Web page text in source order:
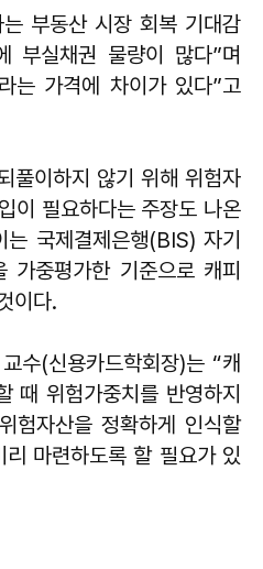
부동산 시장 회복 기대감
부실채권 물량이 많다”며
는 가격에 차이가 있다”고
풀이하지 않기 위해 위험자
이 필요하다는 주장도 나온
국제결제은행(BIS) 자기
가중평가한 기준으로 캐피
이다.
수(신용카드학회장)는 “캐
때 위험가중치를 반영하지
험자산을 정확하게 인식할
마련하도록 할 필요가 있